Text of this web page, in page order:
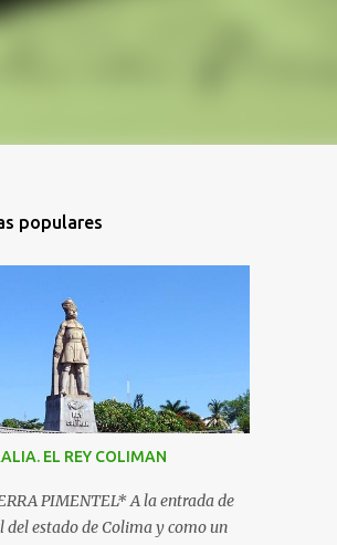
populares
EL REY COLIMAN
PIMENTEL* A la entrada de
del estado de Colima y como un